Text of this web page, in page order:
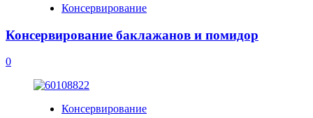
Консервирование
Консервирование баклажанов и помидор
0
Консервирование